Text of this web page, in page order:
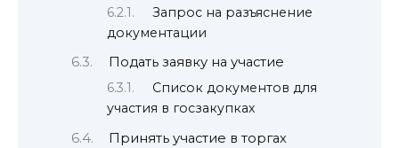
Запрос на разъяснение
документации
Подать заявку на участие
Список документов для
участия в госзакупках
Принять участие в торгах